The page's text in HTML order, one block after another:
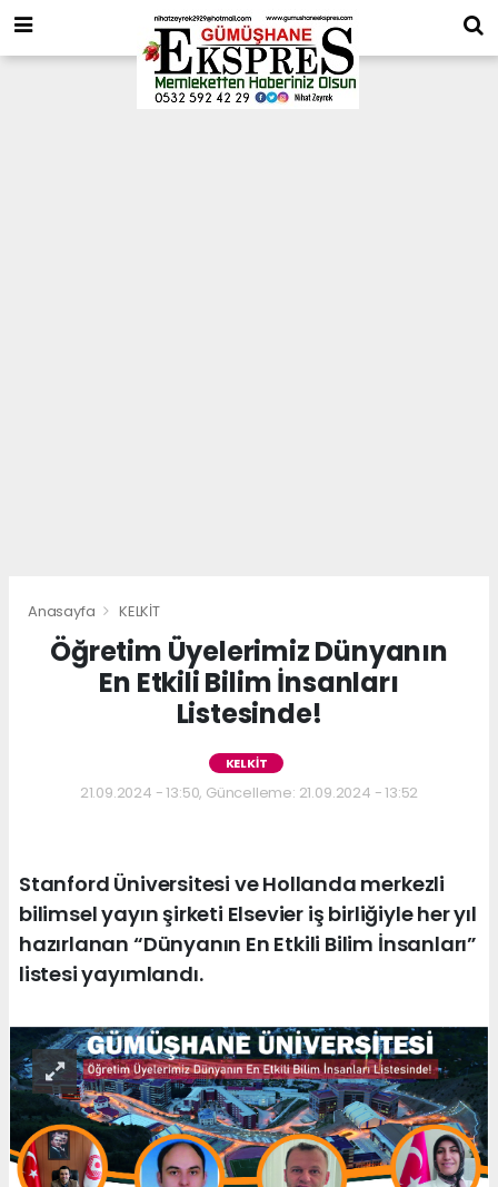
Anasayfa KELKİT
Öğretim Üyelerimiz Dünyanın
En Etkili Bilim İnsanları
Listesinde!
KELKİT
21.09.2024 - 13:50, Güncelleme: 21.09.2024 - 13:52
Stanford Üniversitesi ve Hollanda merkezli
bilimsel yayın şirketi Elsevier iş birliğiyle her yıl
hazırlanan “Dünyanın En Etkili Bilim İnsanları”
listesi yayımlandı.